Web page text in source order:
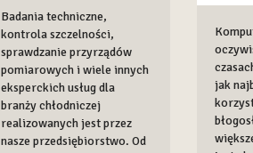
Badania techniczne,
kontrola szczelności,
sprawdzanie przyrządów
pomiarowych i wiele innych
eksperckich usług dla
branży chłodniczej
realizowanych jest przez
nasze przedsiębiorstwo. Od
jak